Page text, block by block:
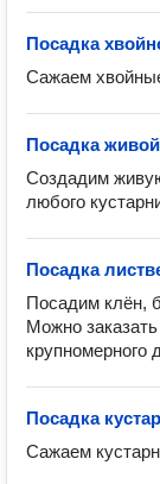
Посадка
Сажаем
Посадка живой
Создадим
любого
Посадка
Посадим клён,
Можно
крупномерного
Посадка
Сажаем